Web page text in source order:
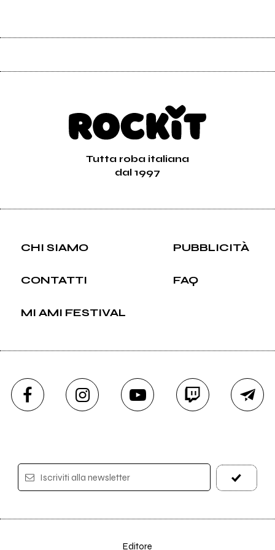
Tutta roba italiana
dal 1997
CHI SIAMO PUBBLICITÀ
CONTATTI FAQ
MI AMI FESTIVAL
Iscriviti alla newsletter
Editore